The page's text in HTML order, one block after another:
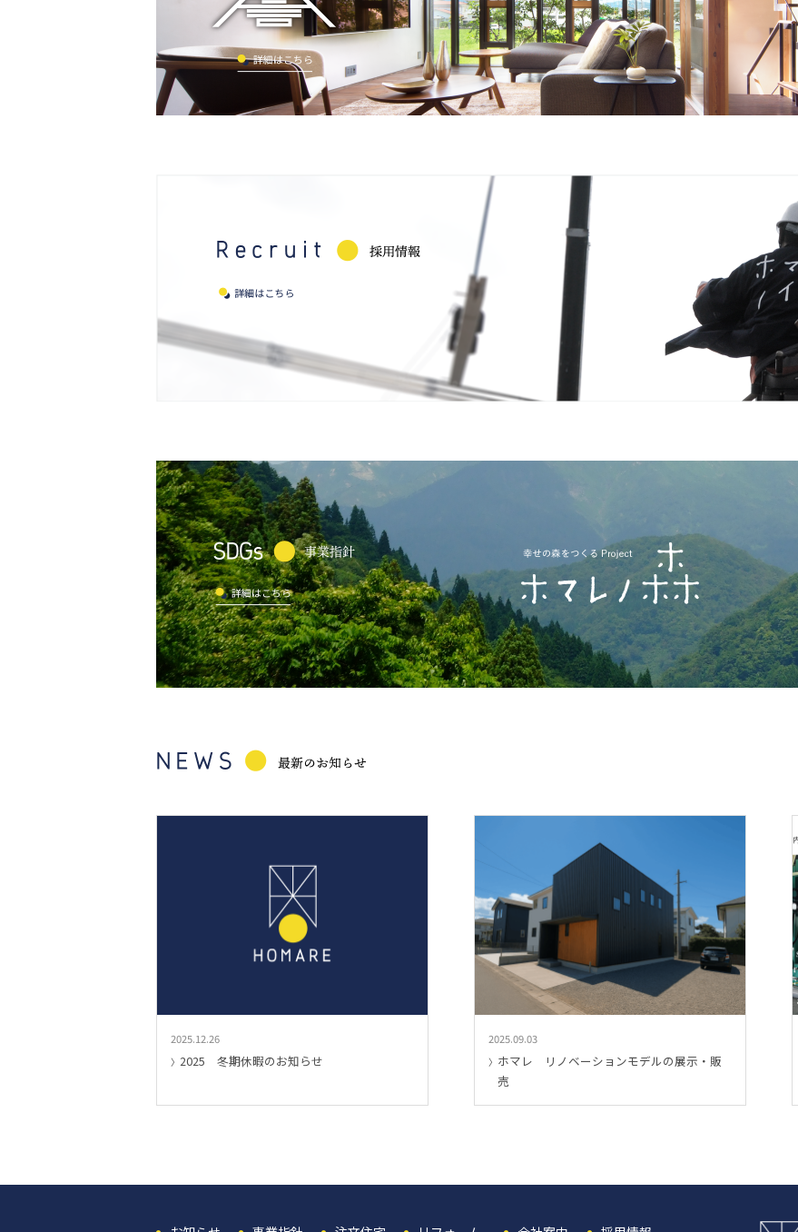
2025.12.26
2025 冬期休暇のお知らせ
2025.09.03
ホマレ リノベーションモデルの展示・販
売